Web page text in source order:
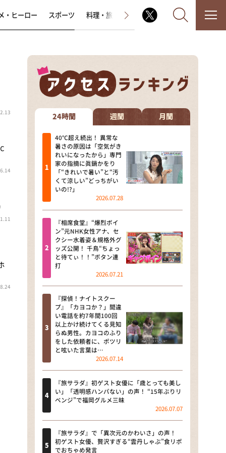
なるみ・岡村の過ぎるTV
相席食堂
これ余談なんですけど・・・
～人生密着トークバラエティ！
～ やすとものいたって真剣です
探偵！ナイトスクープ
news おかえり
河合＆A.B.C-Z塚田×福井アナ
「なんでやねん！？」（news お
かえり）
DAIGOも台所 ～きょうの献立 何
にする？～
本日はダイアンなり！シーズン２
朝だ！生です旅サラダ
教えて！ニュースライブ 正義の
ミカタ
ＬＩＦＥ～夢のカタチ～
新婚さんいらっしゃい！
ザキ山小屋本館
・ヒーロー スポーツ 料理・旅 ラジオ番組 その他
24時間 週間 月間
40℃超え続出！ 異常な
暑さの原因は「空気がき
れいになったから」専門
家の指摘に眞鍋かをり
「“きれいで暑い”と“汚
くて涼しい”どっちがい
いの!?」
2026.07.28
『相席食堂』“爆烈ボイ
ン”元NHK女性アナ、セ
クシー水着姿＆規格外グ
ッズ公開！ 千鳥“ちょっ
と待てぃ！！”ボタン連
打
2026.07.21
『探偵！ナイトスクー
プ』「カヨコか？」間違
い電話を約7年間100回
以上かけ続けてくる見知
らぬ男性。カヨコのふり
をした依頼者に、ポツリ
と呟いた言葉は…
2026.07.14
『旅サラダ』初ゲスト女優に「歳とっても美し
い」「透明感ハンパない」の声！ “15年ぶりリ
ベンジ”で福岡グルメ三昧
2026.07.07
『旅サラダ』で「異次元のかわいさ」の声！
初ゲスト女優、贅沢すぎる“雲丹しゃぶ”食リポ
でおちゃめ発言